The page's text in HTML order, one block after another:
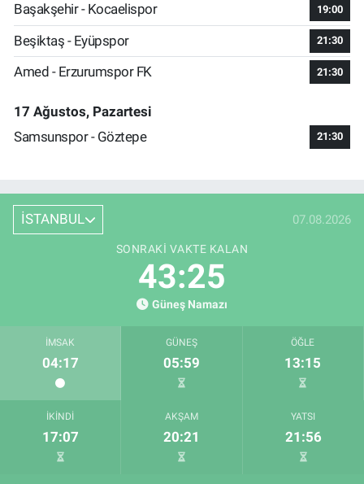
Başakşehir - Kocaelispor
19:00
Beşiktaş - Eyüpspor 21:30
Amed - Erzurumspor FK 21:30
17 Ağustos, Pazartesi
Samsunspor - Göztepe
21:30
İSTANBUL 07.08.2026
SONRAKI VAKTE KALAN
43:24
Güneş Namazı
İMSAK
04:17
GÜNEŞ
05:59
ÖĞLE
13:15
İKINDI
17:07
AKŞAM
20:21
YATSI
21:56